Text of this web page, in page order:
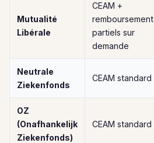
Mutualité
Libérale
CEAM +
remboursement
partiels sur
demande
Neutrale
Ziekenfonds
CEAM standard
OZ
(Onafhankelijk
Ziekenfonds)
CEAM standard